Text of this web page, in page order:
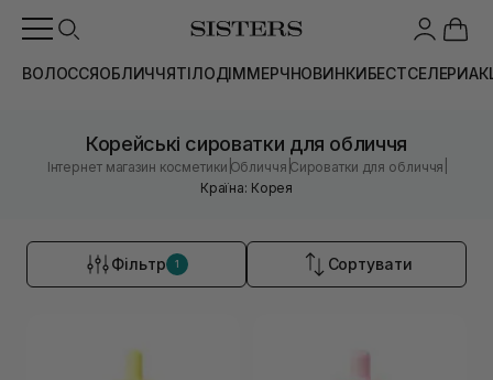
ВОЛОССЯОБЛИЧЧЯТІЛОДІММЕРЧНОВИНКИБЕСТСЕЛЕРИ
Корейські сироватки для обличчя
Інтернет магазин косметики |Обличчя |Сироватки для обличчя
Країна: Корея
Фільтр 1 Сортувати